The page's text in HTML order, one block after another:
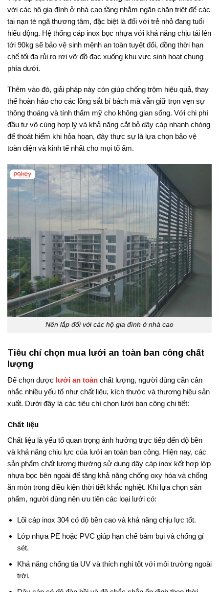
với các hộ gia đình ở nhà cao tầng nhằm ngăn chặn triệt để các
tai nạn té ngã thương tâm, đặc biệt là đối với trẻ nhỏ đang tuổi
hiếu động. Hệ thống cáp inox bọc nhựa với khả năng chịu tải lên
tới 90kg sẽ bảo vệ sinh mệnh an toàn tuyệt đối, đồng thời hạn
chế tối đa rủi ro rơi vỡ đồ đạc xuống khu vực sinh hoạt chung
phía dưới.
Thêm vào đó, giải pháp này còn giúp chống trộm hiệu quả, thay
thế hoàn hảo cho các lồng sắt bí bách mà vẫn giữ trọn vẹn sự
thông thoáng và tính thẩm mỹ cho không gian sống. Với chi phí
đầu tư vô cùng hợp lý và khả năng cắt bỏ dây cáp nhanh chóng
để thoát hiểm khi hỏa hoạn, đây thực sự là lựa chọn bảo vệ
toàn diện và kinh tế nhất cho mọi tổ ấm.
Nên lắp đối với các hộ gia đình ở nhà cao
Tiêu chí chọn mua lưới an toàn ban công chất
lượng
Để chọn được lưới an toàn chất lượng, người dùng cần cân
nhắc nhiều yếu tố như chất liệu, kích thước và thương hiệu sản
xuất. Dưới đây là các tiêu chí chọn lưới ban công chi tiết:
Chất liệu
Chất liệu là yếu tố quan trọng ảnh hưởng trực tiếp đến độ bền
và khả năng chịu lực của lưới an toàn ban công. Hiện nay, các
sản phẩm chất lượng thường sử dụng dây cáp inox kết hợp lớp
nhựa bọc bên ngoài để tăng khả năng chống oxy hóa và chống
ăn mòn trong điều kiện thời tiết khắc nghiệt. Khi lựa chọn sản
phẩm, người dùng nên ưu tiên các loại lưới có:
Lõi cáp inox 304 có độ bền cao và khả năng chịu lực tốt.
Lớp nhựa PE hoặc PVC giúp hạn chế bám bụi và chống gỉ
sét.
Khả năng chống tia UV và thích nghi tốt với môi trường ngoài
trời.